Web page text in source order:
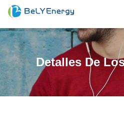
Detalles De